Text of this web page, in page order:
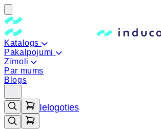
Katalogs
Pakalpojumi
Zīmoli
Par mums
Blogs
Ielogoties